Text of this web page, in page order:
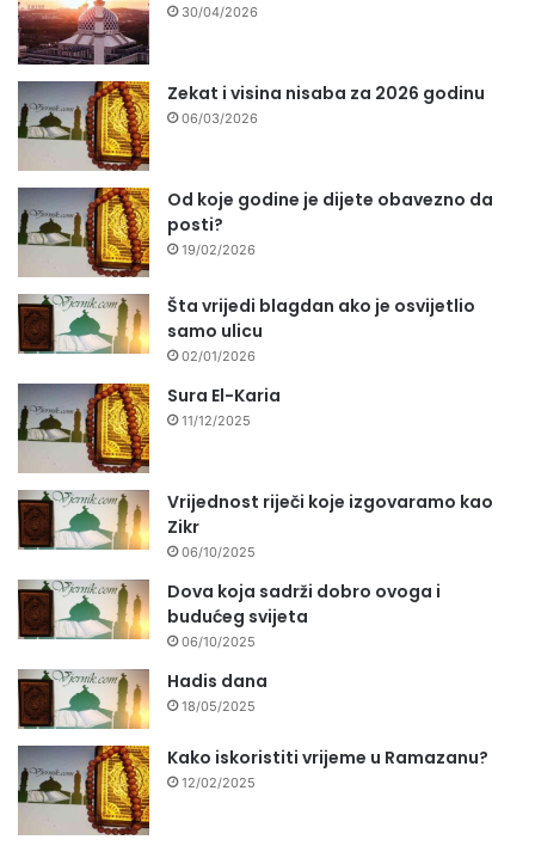
30/04/2026
Zekat i visina nisaba za 2026 godinu
06/03/2026
Od koje godine je dijete obavezno da
posti?
19/02/2026
Šta vrijedi blagdan ako je osvijetlio
samo ulicu
02/01/2026
Sura El-Karia
11/12/2025
Vrijednost riječi koje izgovaramo kao
Zikr
06/10/2025
Dova koja sadrži dobro ovoga i
budućeg svijeta
06/10/2025
Hadis dana
18/05/2025
Kako iskoristiti vrijeme u Ramazanu?
12/02/2025